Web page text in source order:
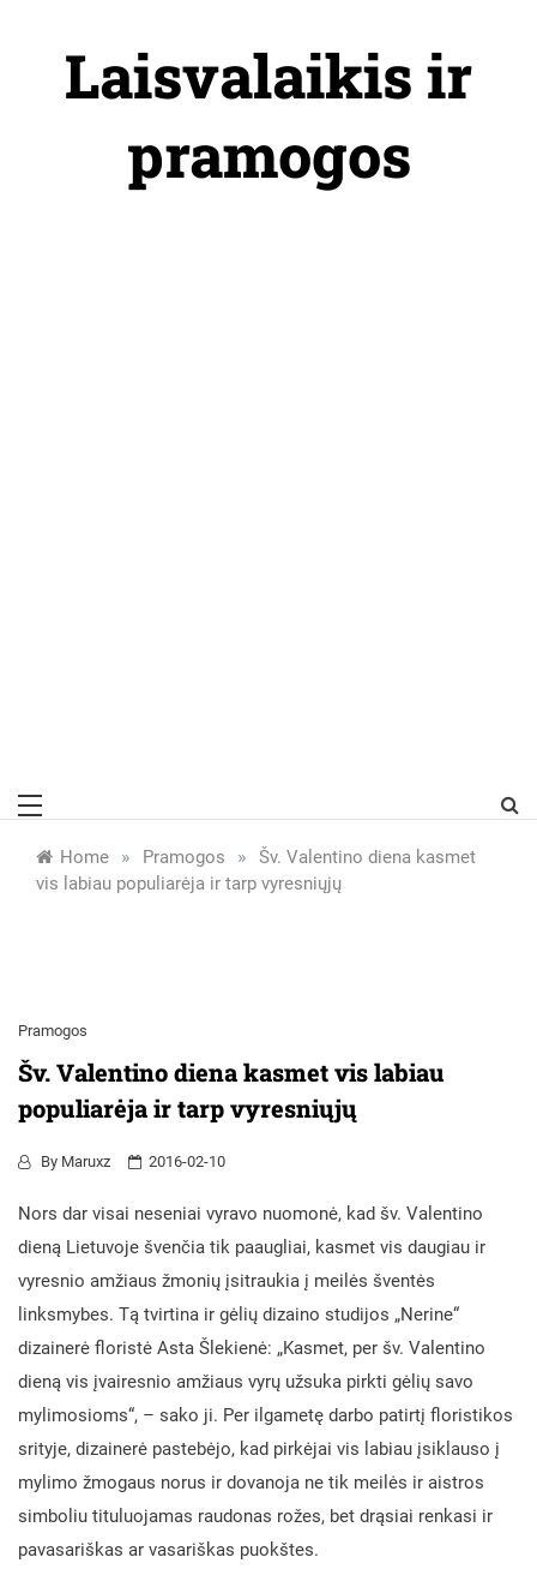
Laisvalaikis ir
pramogos
Home » Pramogos »
Šv. Valentino diena kasmet
vis labiau populiarėja ir tarp vyresniųjų
Pramogos
Šv. Valentino diena kasmet vis labiau
populiarėja ir tarp vyresniųjų
By Maruxz 2016-02-10
Nors dar visai neseniai vyravo nuomonė, kad šv. Valentino
dieną Lietuvoje švenčia tik paaugliai, kasmet vis daugiau ir
vyresnio amžiaus žmonių įsitraukia į meilės šventės
linksmybes. Tą tvirtina ir gėlių dizaino studijos „Nerine“
dizainerė floristė Asta Šlekienė: „Kasmet, per šv. Valentino
dieną vis įvairesnio amžiaus vyrų užsuka pirkti gėlių savo
mylimosioms“, – sako ji. Per ilgametę darbo patirtį floristikos
srityje, dizainerė pastebėjo, kad pirkėjai vis labiau įsiklauso į
mylimo žmogaus norus ir dovanoja ne tik meilės ir aistros
simboliu tituluojamas raudonas rožes, bet drąsiai renkasi ir
pavasariškas ar vasariškas puokštes.